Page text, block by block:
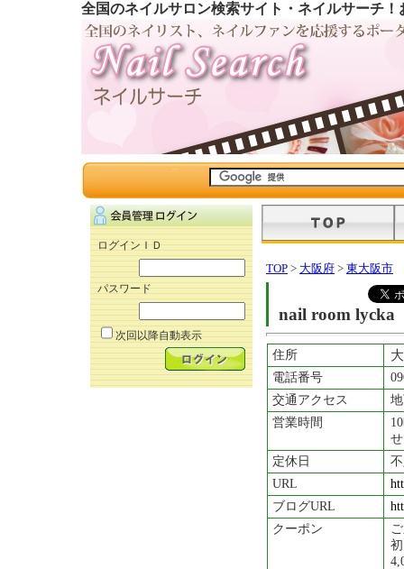
全国のネイルサロン検索サイト・ネイルサーチ
ログインＩＤ
パスワード
次回以降自動表示
TOP > 大阪府 > 東大阪市
nail room lycka
住所
電話番号
交通アクセス
営業時間
定休日
URL
ブログURL
クーポン